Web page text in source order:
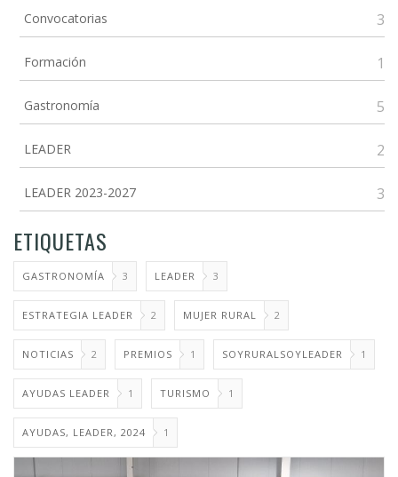
Convocatorias 3
Formación 1
Gastronomía 5
LEADER 2
LEADER 2023-2027 3
ETIQUETAS
GASTRONOMÍA 3 LEADER 3
ESTRATEGIA LEADER 2 MUJER RURAL 2
NOTICIAS 2 PREMIOS 1 SOYRURALSOYLEADER 1
AYUDAS LEADER 1 TURISMO 1
AYUDAS, LEADER, 2024 1